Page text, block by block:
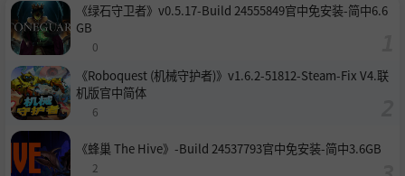
《绿石守卫者》v0.5.17-Build 24555849官中免安装-简中6.6
GB
0
《Roboquest (机械守护者)》v1.6.2-51812-Steam-Fix V4.联
机版官中简体
6
《蜂巢 The Hive》-Build 24537793官中免安装-简中3.6GB
2